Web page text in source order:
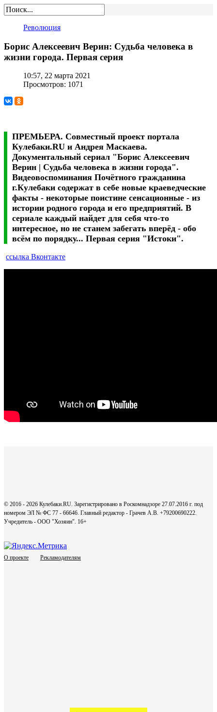
Революция
Борис Алексеевич Верин: Судьба человека в
жизни города. Первая серия
10:57, 22 марта 2021
Просмотров: 1071
ПРЕМЬЕРА. Совместный проект портала
Кулебаки.RU и Андрея Маскаева.
Документальный сериал "Борис Алексеевич
Верин | Судьба человека в жизни города".
Видеовоспоминания Почётного гражданина
г.Кулебаки содержат в себе новые краеведческие
факты - некоторые поистине сенсационные - из
истории родного города и его предприятий. В
сериале каждый найдет для себя что-то
интересное, но не станем забегать вперёд - обо
всём по порядку... Первая серия "Истоки".
ссылка Вконтакте
© 2016 - 2026 Кулебаки.RU. Зарегистрировано в Роскомнадзоре 27.07.2016 г. под
номером ЭЛ № ФС 77 - 66646. Главный редактор - Грачев А.В. +79200690222.
Учредитель - ООО "Хозяин". 16+
О проекте Рекламодателям